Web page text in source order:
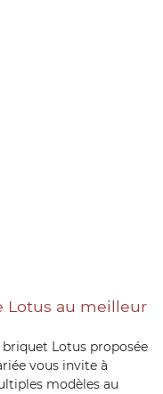
Lotus au meilleur
Lotus proposée
vous invite à
modèles au